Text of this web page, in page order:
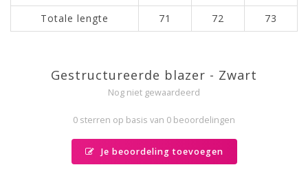
Totale lengte
71 72 73
Gestructureerde blazer - Zwart
Nog niet gewaardeerd
0 sterren op basis van 0 beoordelingen
Je beoordeling toevoegen